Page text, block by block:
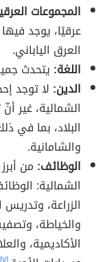
المجموعات
عرقيًا، يوجد
العرق الياباني.
اللغة: يتحدث
الدين: لا توجد
الشمالية، غير
البلاد، بما في
والشامانية.
الوظائف: من
الشمالية:
الزراعة،
والخياطة،
الأكاديمية،